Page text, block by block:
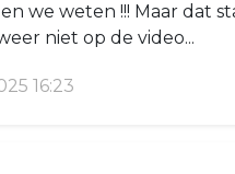
we weten !!! Maar dat
niet op de video...
16:23